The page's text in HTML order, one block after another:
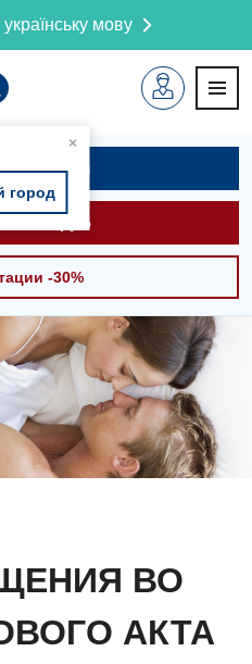
мову
×
город
на приём
скорую
-30%
ВО
АКТА